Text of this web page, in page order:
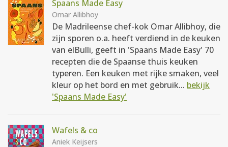
Spaans Made Easy
Omar Allibhoy
De Madrileense chef-kok Omar Allibhoy, die
zijn sporen o.a. heeft verdiend in de keuken
van elBulli, geeft in 'Spaans Made Easy' 70
recepten die de Spaanse thuis keuken
typeren. Een keuken met rijke smaken, veel
kleur op het bord en met gebruik... bekijk
'Spaans Made Easy'
Wafels & co
Aniek Keijsers